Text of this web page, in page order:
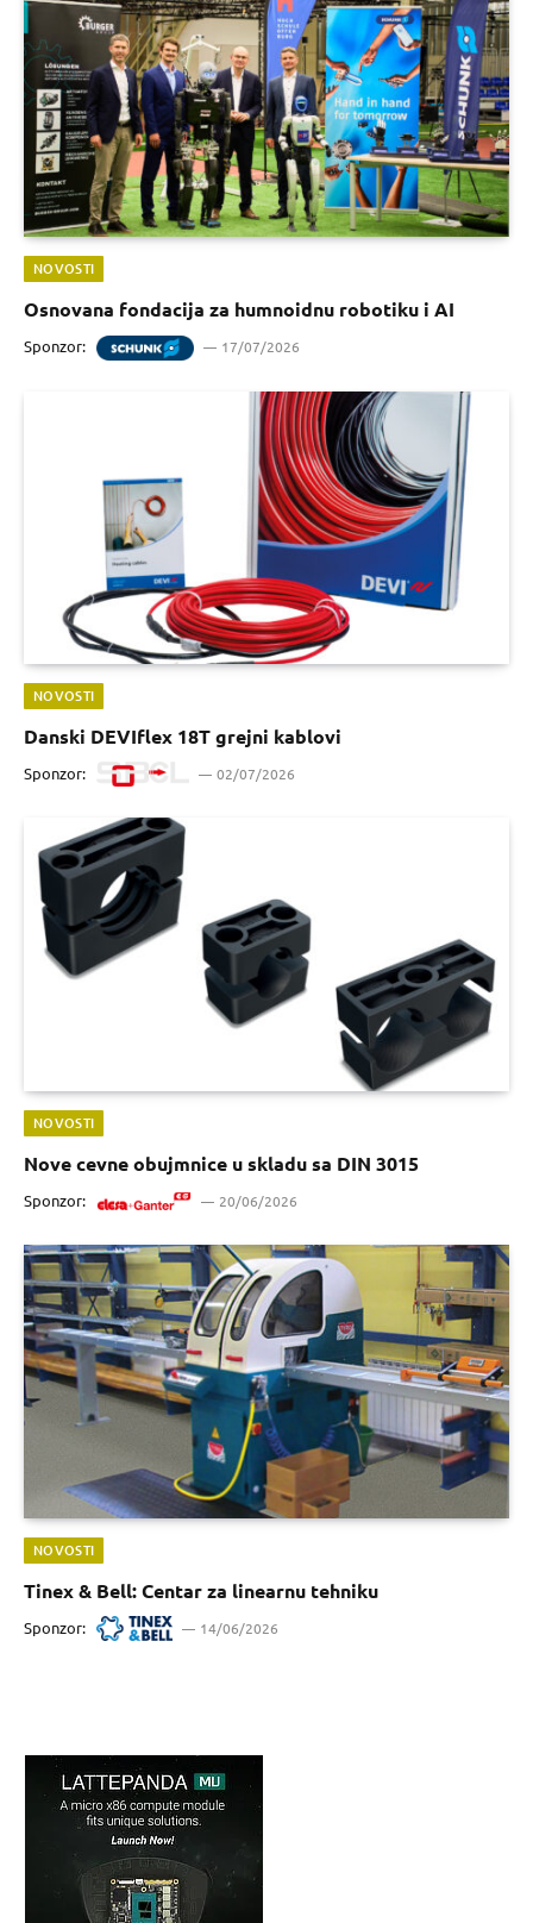
NOVOSTI
Osnovana fondacija za humnoidnu robotiku i AI
Sponzor: 17/07/2026
NOVOSTI
Danski DEVIflex 18T grejni kablovi
Sponzor: 02/07/2026
NOVOSTI
Nove cevne obujmnice u skladu sa DIN 3015
Sponzor: 20/06/2026
NOVOSTI
Tinex & Bell: Centar za linearnu tehniku
Sponzor: 14/06/2026